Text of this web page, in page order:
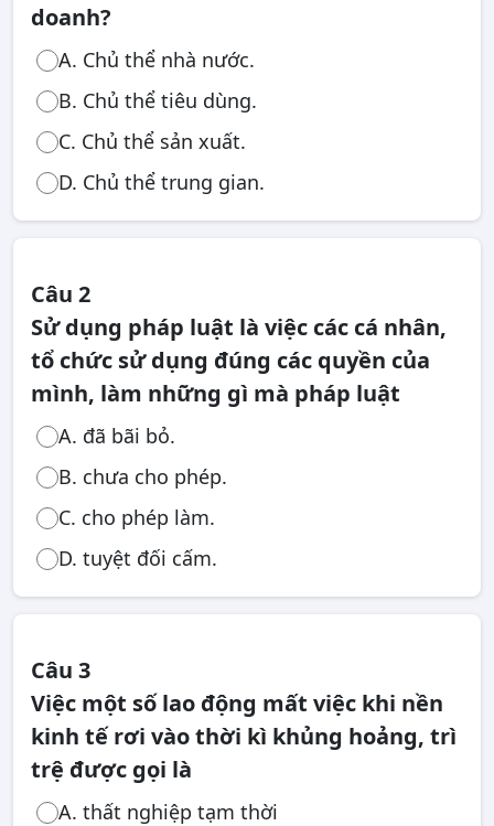
doanh?
A. Chủ thể nhà nước.
B. Chủ thể tiêu dùng.
C. Chủ thể sản xuất.
D. Chủ thể trung gian.
Câu 2
Sử dụng pháp luật là việc các cá nhân,
tổ chức sử dụng đúng các quyền của
mình, làm những gì mà pháp luật
A. đã bãi bỏ.
B. chưa cho phép.
C. cho phép làm.
D. tuyệt đối cấm.
Câu 3
Việc một số lao động mất việc khi nền
kinh tế rơi vào thời kì khủng hoảng, trì
trệ được gọi là
A. thất nghiệp tạm thời